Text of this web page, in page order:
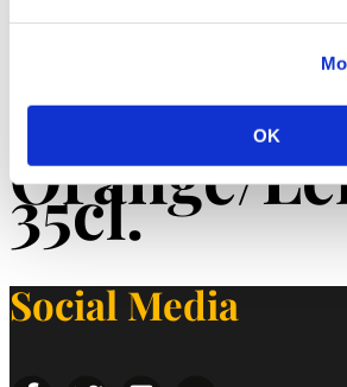
OK
Cocacola
Fanta
Orange/
35cl.
Social Media